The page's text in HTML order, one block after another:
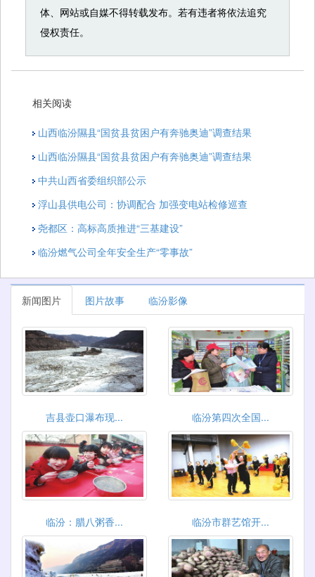
体、网站或自媒不得转载发布。若有违者将依法追究
侵权责任。
相关阅读
山西临汾隰县“国贫县贫困户有奔驰奥迪”调查结果
山西临汾隰县“国贫县贫困户有奔驰奥迪”调查结果
中共山西省委组织部公示
浮山县供电公司：协调配合 加强变电站检修巡查
尧都区：高标高质推进“三基建设”
临汾燃气公司全年安全生产“零事故”
新闻图片 图片故事 临汾影像
吉县壶口瀑布现... 临汾第四次全国...
临汾：腊八粥香... 临汾市群艺馆开...